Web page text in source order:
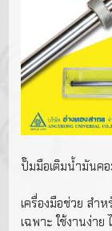
ปั๊มมือเติมนํ้ามันคอ
เครื่องมือช่วย สํา
เฉพาะ ใช้งานง่าย